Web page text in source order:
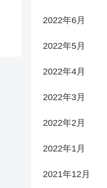
2022年6月
2022年5月
2022年4月
2022年3月
2022年2月
2022年1月
2021年12月